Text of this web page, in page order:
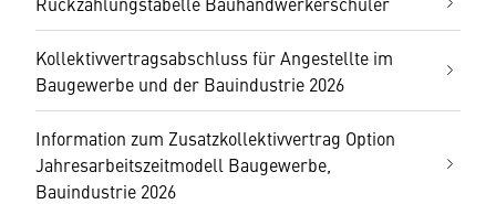
Kollektivvertragsabschluss für Angestellte im
Baugewerbe und der Bauindustrie 2026
Information zum Zusatzkollektivvertrag Option
Jahresarbeitszeitmodell Baugewerbe,
Bauindustrie 2026